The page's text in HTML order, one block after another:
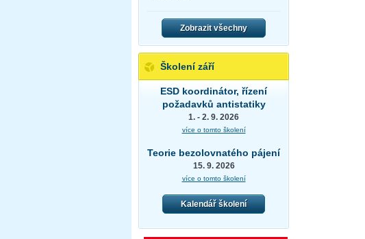
Zobrazit všechny
Školení září
ESD koordinátor, řízení
požadavků antistatiky
1. - 2. 9. 2026
více o tomto školení
Teorie bezolovnatého pájení
15. 9. 2026
více o tomto školení
Kalendář školení